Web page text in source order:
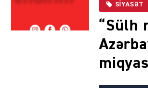
SIYASƏT
“Sülh